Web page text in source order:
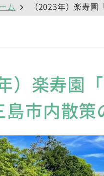
ム （2023年）楽寿
）楽寿園
島市内散